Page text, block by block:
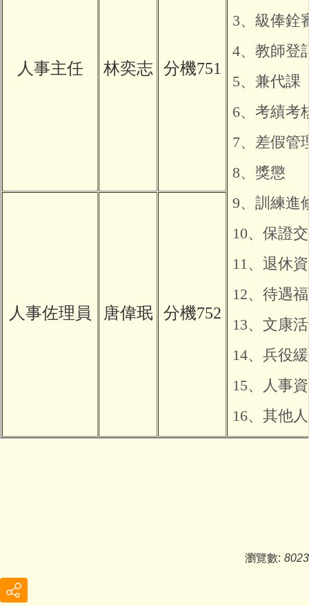
人事主任 林奕志 分機751
3、級俸銓
4、教師登
5、兼代課
6、考績考
7、差假管
8、獎懲
9、訓練進
10、保證
11、退休
12、待遇
13、文康
14、兵役
15、人事
16、其他
人事佐理員 唐偉珉 分機752
瀏覽數: 8023